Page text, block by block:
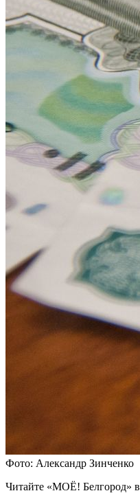
Фото: Александр Зинченко
Читайте «МОЁ! Белгород» в